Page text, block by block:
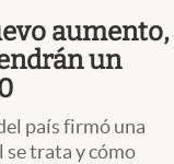
Uruguay
aumento,
un
país firmó una
se trata y cómo